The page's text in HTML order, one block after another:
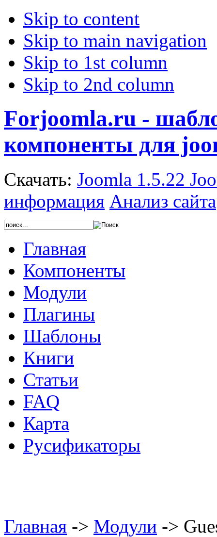
Skip to content
Skip to main navigation
Skip to 1st column
Skip to 2nd column
Forjoomla.ru -
компоненты для
Скачать: Joomla 1.5.22
информация Анализ сайта
Главная
Компоненты
Модули
Плагины
Шаблоны
Книги
Статьи
FAQ
Карта
Русификаторы
Главная -> Модули ->